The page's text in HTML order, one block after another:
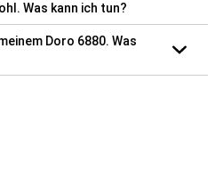
Was kann ich tun?
Doro 6880. Was